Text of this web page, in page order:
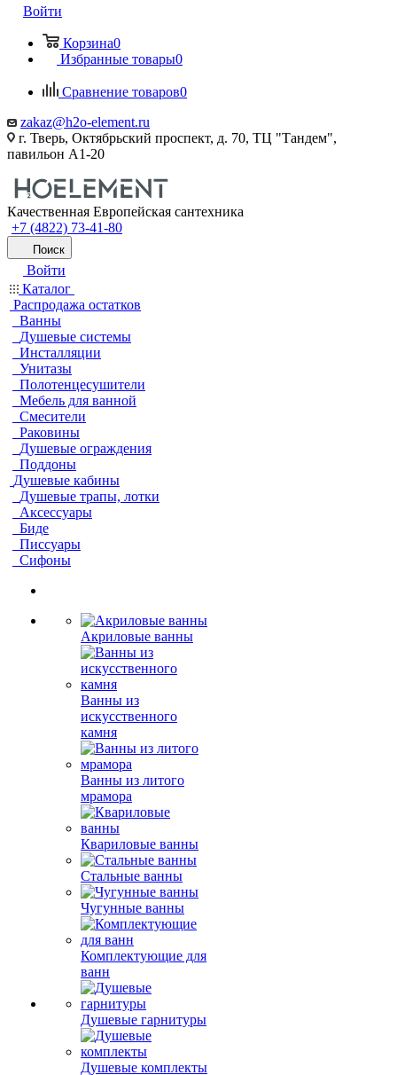
Войти
Корзина0
Избранные товары0
Сравнение товаров0
zakaz@h2o-element.ru
г. Тверь, Октябрьский проспект, д. 70, ТЦ "Тандем",
павильон А1-20
Качественная Европейская сантехника
+7 (4822) 73-41-80
Поиск
Войти
Каталог
Распродажа остатков
Ванны
Душевые системы
Инсталляции
Унитазы
Полотенцесушители
Мебель для ванной
Смесители
Раковины
Душевые ограждения
Поддоны
Душевые кабины
Душевые трапы, лотки
Аксессуары
Биде
Писсуары
Сифоны
Акриловые ванны
Ванны из
искусственного
камня
Ванны из литого
мрамора
Квариловые ванны
Стальные ванны
Чугунные ванны
Комплектующие для
ванн
Душевые гарнитуры
Душевые комплекты